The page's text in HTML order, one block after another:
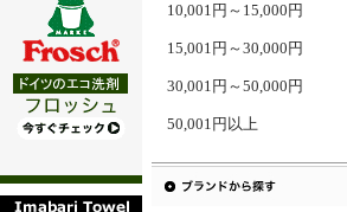
10,001円～15,000円
15,001円～30,000円
30,001円～50,000円
50,001円以上